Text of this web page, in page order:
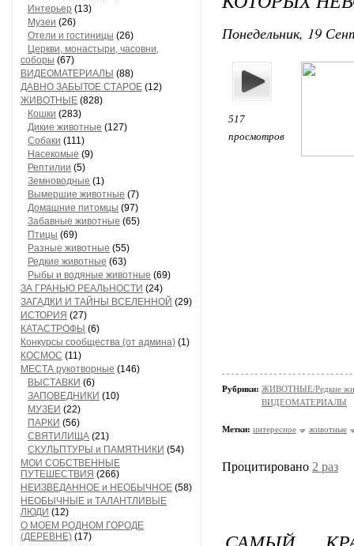
Интерьер (13)
Музеи (26)
Отели и гостиницы (26)
Церкви, монастыри, часовни,
соборы (67)
ВИДЕОМАТЕРИАЛЫ (88)
ДАВНО ЗАБЫТОЕ СТАРОЕ (12)
ЖИВОТНЫЕ (828)
Кошки (283)
Дикие животные (127)
Собаки (111)
Насекомые (9)
Рептилии (5)
Земноводные (1)
Вымершие животные (7)
Домашние питомцы (97)
Забавные животные (65)
Птицы (69)
Разные животные (55)
Редкие животные (63)
Рыбы и водяные животные (69)
ЗА ГРАНЬЮ РЕАЛЬНОСТИ (24)
ЗАГАДКИ И ТАЙНЫ ВСЕЛЕННОЙ (29)
ИСТОРИЯ (27)
КАТАСТРОФЫ (6)
Конкурсы сообщества (от админа) (1)
КОСМОС (11)
МЕСТА рукотворные (146)
ВЫСТАВКИ (6)
ЗАПОВЕДНИКИ (10)
МУЗЕИ (22)
ПАРКИ (56)
СВЯТИЛИЩА (21)
СКУЛЬПТУРЫ и ПАМЯТНИКИ (54)
МОИ СОБСТВЕННЫЕ
ПУТЕШЕСТВИЯ (266)
НЕИЗВЕДАННОЕ и НЕОБЫЧНОЕ (58)
НЕОБЫЧНЫЕ и ТАЛАНТЛИВЫЕ
ЛЮДИ (12)
О МОЕМ РОДНОМ ГОРОДЕ
(ДЕРЕВНЕ) (17)
Понедельник, 19
517
просмотров
Рубрики: ЖИВОТНЫЕ/Редкие
ВИДЕОМАТЕРИАЛЫ
Метки: интересное животные
Процитировано 2 раз